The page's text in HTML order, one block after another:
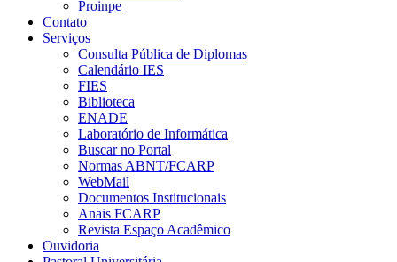
Proinpe
Contato
Serviços
Consulta Pública de Diplomas
Calendário IES
FIES
Biblioteca
ENADE
Laboratório de Informática
Buscar no Portal
Normas ABNT/FCARP
WebMail
Documentos Institucionais
Anais FCARP
Revista Espaço Acadêmico
Ouvidoria